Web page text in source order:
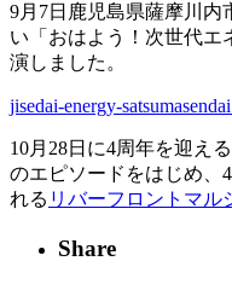
9月7日鹿児島県薩摩川内
い「おはよう！次世代エ
演しました。
jisedai-energy-
10月28日に4周年を迎える
のエピソードをはじめ、
れる リバーフロントマル
Share